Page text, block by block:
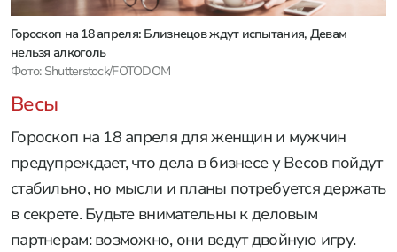
Гороскоп на 18 апреля: Близнецов ждут испытания, Девам
нельзя алкоголь
Фото: Shutterstock/FOTODOM
Весы
Гороскоп на 18 апреля для женщин и мужчин
предупреждает, что дела в бизнесе у Весов пойдут
стабильно, но мысли и планы потребуется держать
в секрете. Будьте внимательны к деловым
партнерам: возможно, они ведут двойную игру.